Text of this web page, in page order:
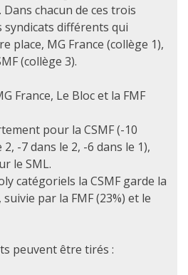
chacun de ces trois
syndicats différents qui
place, MG France (collège 1),
(collège 3).
France, Le Bloc et la FMF
pour la CSMF (-10
-7 dans le 2, -6 dans le 1),
le SML.
catégoriels la CSMF garde la
par la FMF (23%) et le
peuvent être tirés :